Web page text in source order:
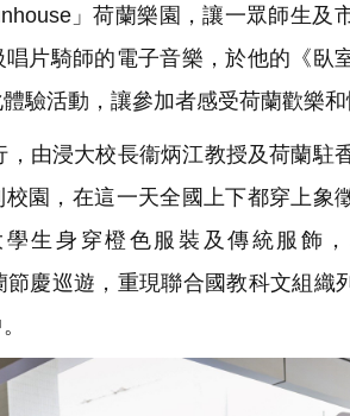
」荷蘭樂園，讓一眾師生
片騎師的電子音樂，於他的《
驗活動，讓參加者感受荷蘭歡樂
由浸大校長衞炳江教授及荷蘭駐
園，在這一天全國上下都穿上象
生身穿橙色服裝及傳統服飾
節慶巡遊，重現聯合國教科文組